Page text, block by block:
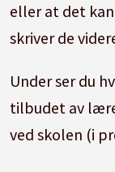
eller at det
skriver de
Under ser du
tilbudet av
ved skolen (i